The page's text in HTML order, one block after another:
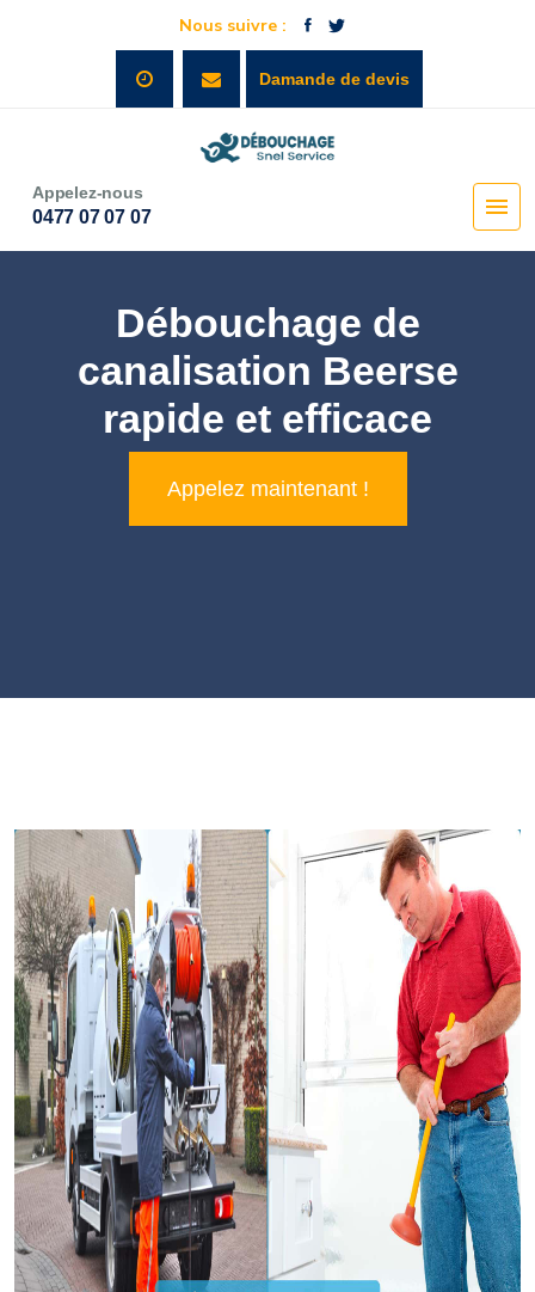
Nous suivre :
Damande de devis
Appelez-nous
0477 07 07 07
Débouchage de
canalisation Beerse
rapide et efficace
Appelez maintenant !